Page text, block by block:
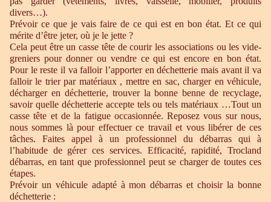
divers…).
Prévoir ce que je vais faire de ce qui est en bon état. Et ce qui
mérite d’être jeter, où je le jette ?
Cela peut être un casse tête de courir les associations ou les vide-
greniers pour donner ou vendre ce qui est encore en bon état.
Pour le reste il va falloir l’apporter en déchetterie mais avant il va
falloir le trier par matériaux , mettre en sac, charger en véhicule,
décharger en déchetterie, trouver la bonne benne de recyclage,
savoir quelle déchetterie accepte tels ou tels matériaux …Tout un
casse tête et de la fatigue occasionnée. Reposez vous sur nous,
nous sommes là pour effectuer ce travail et vous libérer de ces
tâches. Faites appel à un professionnel du débarras qui à
l’habitude de gérer ces services. Efficacité, rapidité, Trocland
débarras, en tant que professionnel peut se charger de toutes ces
étapes.
Prévoir un véhicule adapté à mon débarras et choisir la bonne
déchetterie :